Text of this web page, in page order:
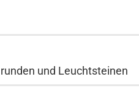
und Leuchtsteinen